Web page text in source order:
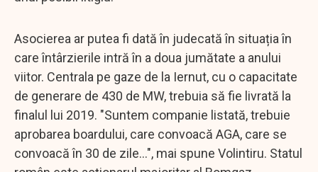
Asocierea ar putea fi dată în judecată în situația în
care întârzierile intră în a doua jumătate a anului
viitor. Centrala pe gaze de la Iernut, cu o capacitate
de generare de 430 de MW, trebuia să fie livrată la
finalul lui 2019. "Suntem companie listată, trebuie
aprobarea boardului, care convoacă AGA, care se
convoacă în 30 de zile…", mai spune Volintiru. Statul